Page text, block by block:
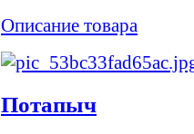
Описание товара
Потапыч